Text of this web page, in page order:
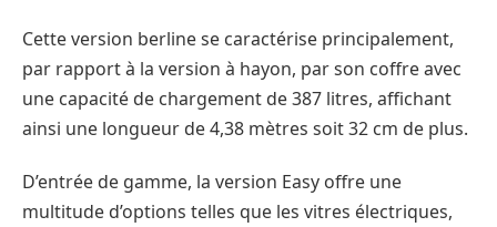
Cette version berline se caractérise principalement,
par rapport à la version à hayon, par son coffre avec
une capacité de chargement de 387 litres, affichant
ainsi une longueur de 4,38 mètres soit 32 cm de plus.
D’entrée de gamme, la version Easy offre une
multitude d’options telles que les vitres électriques,